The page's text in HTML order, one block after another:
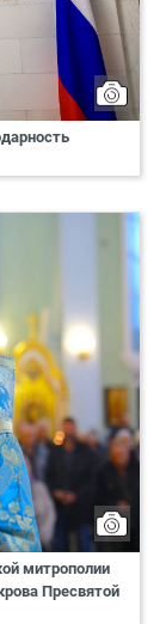
митрополии
Пресвятой